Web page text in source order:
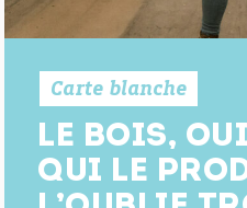
Carte blanche
LE BOIS,
QUI LE